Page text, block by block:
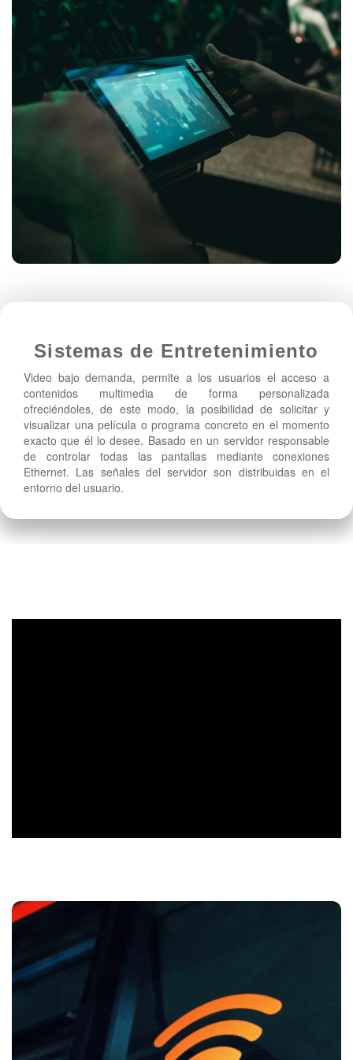
Sistemas de Entretenimiento
Video bajo demanda, permite a los usuarios el acceso a
contenidos multimedia de forma personalizada
ofreciéndoles, de este modo, la posibilidad de solicitar y
visualizar una película o programa concreto en el momento
exacto que él lo desee. Basado en un servidor responsable
de controlar todas las pantallas mediante conexiones
Ethernet. Las señales del servidor son distribuidas en el
entorno del usuario.